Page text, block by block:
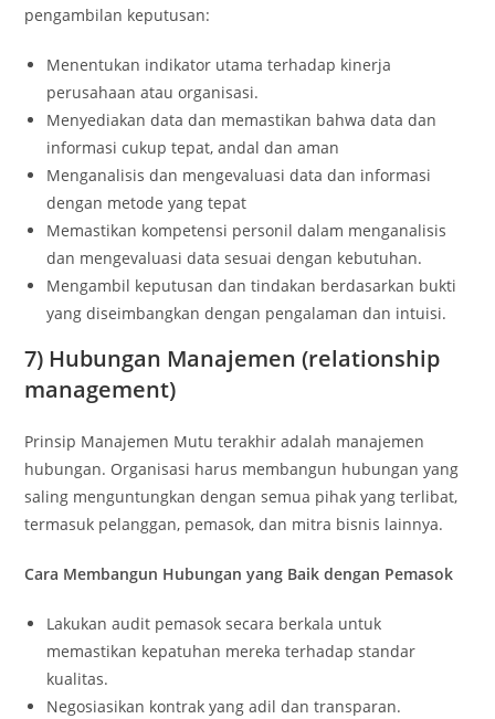
pengambilan keputusan:
Menentukan indikator utama terhadap kinerja
perusahaan atau organisasi.
Menyediakan data dan memastikan bahwa data dan
informasi cukup tepat, andal dan aman
Menganalisis dan mengevaluasi data dan informasi
dengan metode yang tepat
Memastikan kompetensi personil dalam menganalisis
dan mengevaluasi data sesuai dengan kebutuhan.
Mengambil keputusan dan tindakan berdasarkan bukti
yang diseimbangkan dengan pengalaman dan intuisi.
7) Hubungan Manajemen (relationship
management)
Prinsip Manajemen Mutu terakhir adalah manajemen
hubungan. Organisasi harus membangun hubungan yang
saling menguntungkan dengan semua pihak yang terlibat,
termasuk pelanggan, pemasok, dan mitra bisnis lainnya.
Cara Membangun Hubungan yang Baik dengan Pemasok
Lakukan audit pemasok secara berkala untuk
memastikan kepatuhan mereka terhadap standar
kualitas.
Negosiasikan kontrak yang adil dan transparan.